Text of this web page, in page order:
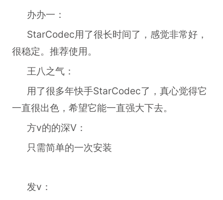
办办一：
StarCodec用了很长时间了，感觉非常好，
很稳定。推荐使用。
王八之气：
用了很多年快手StarCodec了，真心觉得它
一直很出色，希望它能一直强大下去。
方v的的深V：
只需简单的一次安装
发v：